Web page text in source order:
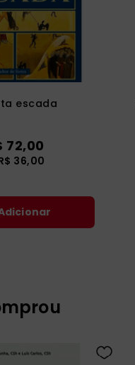
escada
72,00
36,00